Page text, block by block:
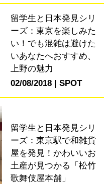
留学生と日本発見シリ
ーズ：東京を楽しみた
い！でも混雑は避けた
いあなたへおすすめ、
上野の魅力
02/08/2018
SPOT
留学生と日本発見シリ
ーズ：東京駅で和雑貨
屋を発見！かわいいお
土産が見つかる「松竹
歌舞伎屋本舗」